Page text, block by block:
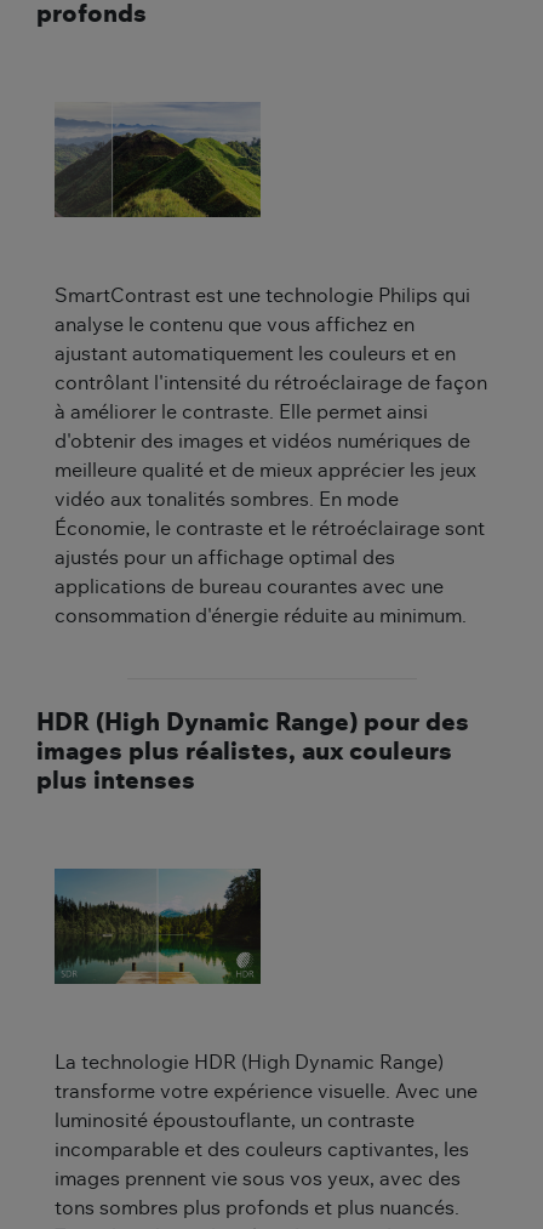
profonds
SmartContrast est une technologie Philips qui
analyse le contenu que vous affichez en
ajustant automatiquement les couleurs et en
contrôlant l'intensité du rétroéclairage de façon
à améliorer le contraste. Elle permet ainsi
d'obtenir des images et vidéos numériques de
meilleure qualité et de mieux apprécier les jeux
vidéo aux tonalités sombres. En mode
Économie, le contraste et le rétroéclairage sont
ajustés pour un affichage optimal des
applications de bureau courantes avec une
consommation d'énergie réduite au minimum.
HDR (High Dynamic Range) pour des
images plus réalistes, aux couleurs
plus intenses
La technologie HDR (High Dynamic Range)
transforme votre expérience visuelle. Avec une
luminosité époustouflante, un contraste
incomparable et des couleurs captivantes, les
images prennent vie sous vos yeux, avec des
tons sombres plus profonds et plus nuancés.